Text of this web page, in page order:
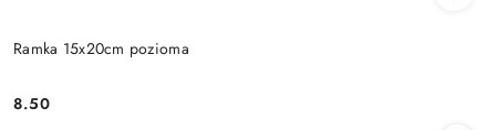
Ramka 15x20cm pozioma
Cena:
8.50